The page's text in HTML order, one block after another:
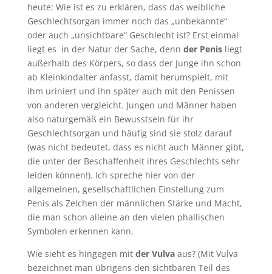
heute: Wie ist es zu erklären, dass das weibliche
Geschlechtsorgan immer noch das „unbekannte“
oder auch „unsichtbare“ Geschlecht ist? Erst einmal
liegt es in der Natur der Sache, denn der Penisliegt
außerhalb des Körpers, so dass der Junge ihn schon
ab Kleinkindalter anfasst, damit herumspielt, mit
ihm uriniert und ihn später auch mit den Penissen
von anderen vergleicht. Jungen und Männer haben
also naturgemäß ein Bewusstsein für ihr
Geschlechtsorgan und häufig sind sie stolz darauf
(was nicht bedeutet, dass es nicht auch Männer gibt,
die unter der Beschaffenheit ihres Geschlechts sehr
leiden können!). Ich spreche hier von der
allgemeinen, gesellschaftlichen Einstellung zum
Penis als Zeichen der männlichen Stärke und Macht,
die man schon alleine an den vielen phallischen
Symbolen erkennen kann.
Wie sieht es hingegen mit der Vulvaaus? (Mit Vulva
bezeichnet man übrigens den sichtbaren Teil des